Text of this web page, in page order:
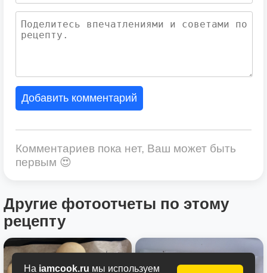
На iamcook.ru мы используем
Добавить комментарий
Комментариев пока нет, Ваш может быть
первым 😍
Другие фотоотчеты по этому
рецепту